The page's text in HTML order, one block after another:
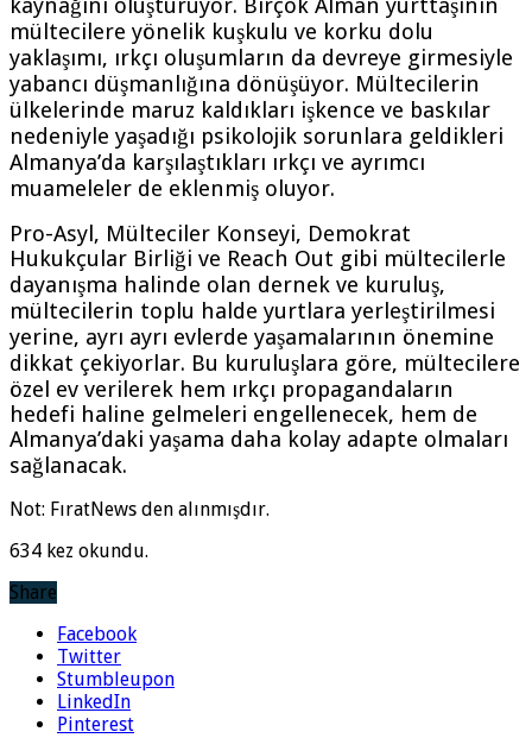
kaynağını oluşturuyor. Birçok Alman yurttaşının
mültecilere yönelik kuşkulu ve korku dolu
yaklaşımı, ırkçı oluşumların da devreye girmesiyle
yabancı düşmanlığına dönüşüyor. Mültecilerin
ülkelerinde maruz kaldıkları işkence ve baskılar
nedeniyle yaşadığı psikolojik sorunlara geldikleri
Almanya’da karşılaştıkları ırkçı ve ayrımcı
muameleler de eklenmiş oluyor.
Pro-Asyl, Mülteciler Konseyi, Demokrat
Hukukçular Birliği ve Reach Out gibi mültecilerle
dayanışma halinde olan dernek ve kuruluş,
mültecilerin toplu halde yurtlara yerleştirilmesi
yerine, ayrı ayrı evlerde yaşamalarının önemine
dikkat çekiyorlar. Bu kuruluşlara göre, mültecilere
özel ev verilerek hem ırkçı propagandaların
hedefi haline gelmeleri engellenecek, hem de
Almanya’daki yaşama daha kolay adapte olmaları
sağlanacak.
Not: FıratNews den alınmışdır.
634 kez okundu.
Share
Facebook
Twitter
Stumbleupon
LinkedIn
Pinterest